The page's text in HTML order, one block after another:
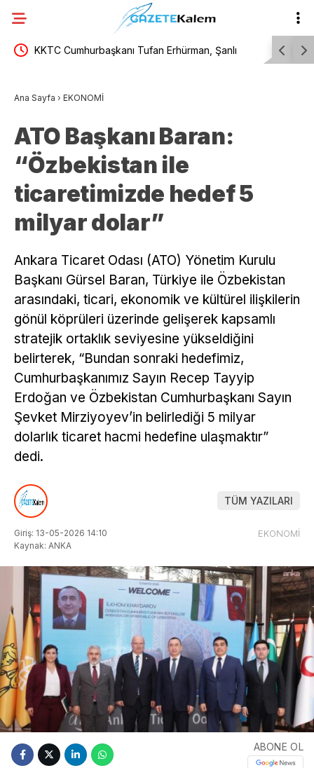
parti KKTC Cumhurbaşkanı Tufan Erhürman, Şanlı Bilgesu
Ana Sayfa › EKONOMİ
ATO Başkanı Baran:
“Özbekistan ile
ticaretimizde hedef 5
milyar dolar”
Ankara Ticaret Odası (ATO) Yönetim Kurulu
Başkanı Gürsel Baran, Türkiye ile Özbekistan
arasındaki, ticari, ekonomik ve kültürel ilişkilerin
gönül köprüleri üzerinde gelişerek kapsamlı
stratejik ortaklık seviyesine yükseldiğini
belirterek, “Bundan sonraki hedefimiz,
Cumhurbaşkanımız Sayın Recep Tayyip
Erdoğan ve Özbekistan Cumhurbaşkanı Sayın
Şevket Mirziyoyev’in belirlediği 5 milyar
dolarlık ticaret hacmi hedefine ulaşmaktır”
dedi.
TÜM YAZILARI
Giriş: 13-05-2026 14:10
Kaynak: ANKA
EKONOMİ
ABONE OL